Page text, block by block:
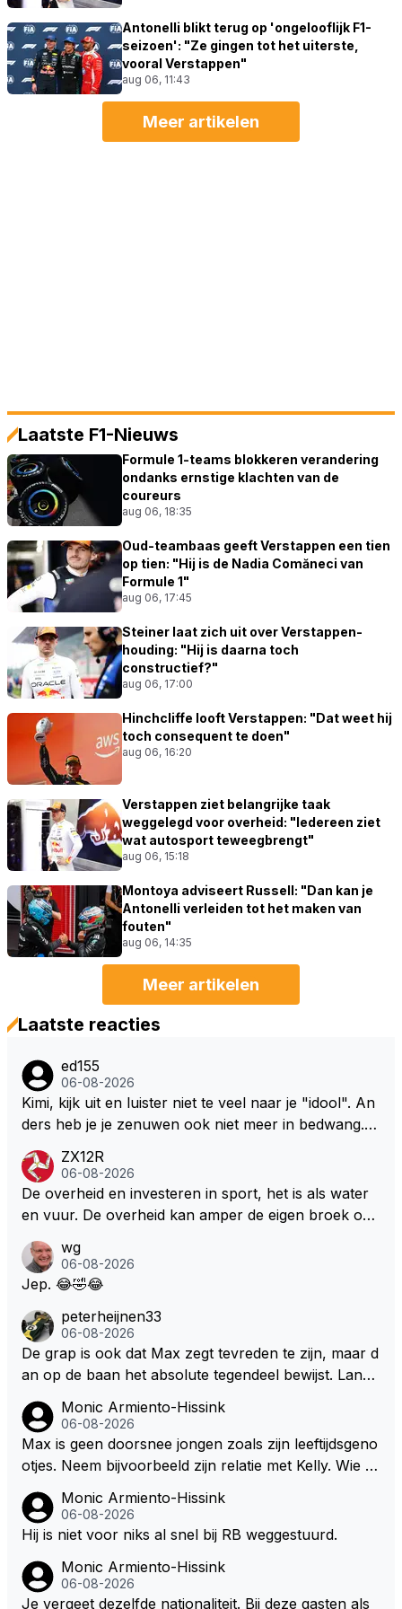
Antonelli blikt terug op 'ongelooflijk F1-
seizoen': "Ze gingen tot het uiterste,
vooral Verstappen"
aug 06, 11:43
Meer artikelen
Laatste F1-Nieuws
Formule 1-teams blokkeren verandering
ondanks ernstige klachten van de
coureurs
aug 06, 18:35
Oud-teambaas geeft Verstappen een tien
op tien: "Hij is de Nadia Comăneci van
Formule 1"
aug 06, 17:45
Steiner laat zich uit over Verstappen-
houding: "Hij is daarna toch
constructief?"
aug 06, 17:00
Hinchcliffe looft Verstappen: "Dat weet hij
toch consequent te doen"
aug 06, 16:20
Verstappen ziet belangrijke taak
weggelegd voor overheid: "Iedereen ziet
wat autosport teweegbrengt"
aug 06, 15:18
Montoya adviseert Russell: "Dan kan je
Antonelli verleiden tot het maken van
fouten"
aug 06, 14:35
Meer artikelen
Laatste reacties
ed155
06-08-2026
Kimi, kijk uit en luister niet te veel naar je "idool". An
ders heb je je zenuwen ook niet meer in bedwang. Zi
Marquez/Jos ? Veel gezelliger
ZX12R
06-08-2026
De overheid en investeren in sport, het is als water
en vuur. De overheid kan amper de eigen broek oph
s. Je kunt de Staat het best vergelijken met de sherif
f van Nottinghem (Robin Hood) welk achter de bom
m/haar van zijn laatste zuurverdiende stuiver te ber
oven. De Staat heeft nooit ooit maar een stuiver in Z
andvoort willen investeren en dat zal ook nooit gebe
uren. Afdragen van BTW gelden en vergunningen bi
j dergelijke sportievefestiviteiten MOET je dan weer
wel afstaan, de parasiet.
wg
06-08-2026
Jep. 😂🤣😂
peterheijnen33
06-08-2026
De grap is ook dat Max zegt tevreden te zijn, maar d
an op de baan het absolute tegendeel bewijst. Lando
dan eigenlijk niet echt zien. ;)
Monic Armiento-Hissink
06-08-2026
Max is geen doorsnee jongen zoals zijn leeftijdsgeno
otjes. Neem bijvoorbeeld zijn relatie met Kelly. Wie g
artjes ouder is en al een kleine heeft van een voorm
alig RB-lid op de leeftijd van 23 jaar? Hij doet dingen
oon. Ieder jaar is er in Hongarije een uitje voor zijn t
eam. Op 28-jarige leeftijd is hij al eigenaar van een su
Monic Armiento-Hissink
06-08-2026
Hij is niet voor niks al snel bij RB weggestuurd.
Monic Armiento-Hissink
06-08-2026
Je vergeet dezelfde nationaliteit. Bij deze gasten als